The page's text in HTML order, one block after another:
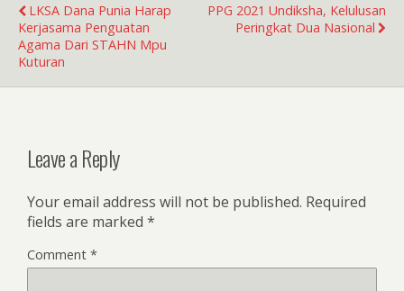
LKSA Dana Punia Harap
Kerjasama Penguatan
Agama Dari STAHN Mpu
Kuturan
PPG 2021 Undiksha, Kelulusan
Peringkat Dua Nasional
Leave a Reply
Your email address will not be published. Required
fields are marked *
Comment *